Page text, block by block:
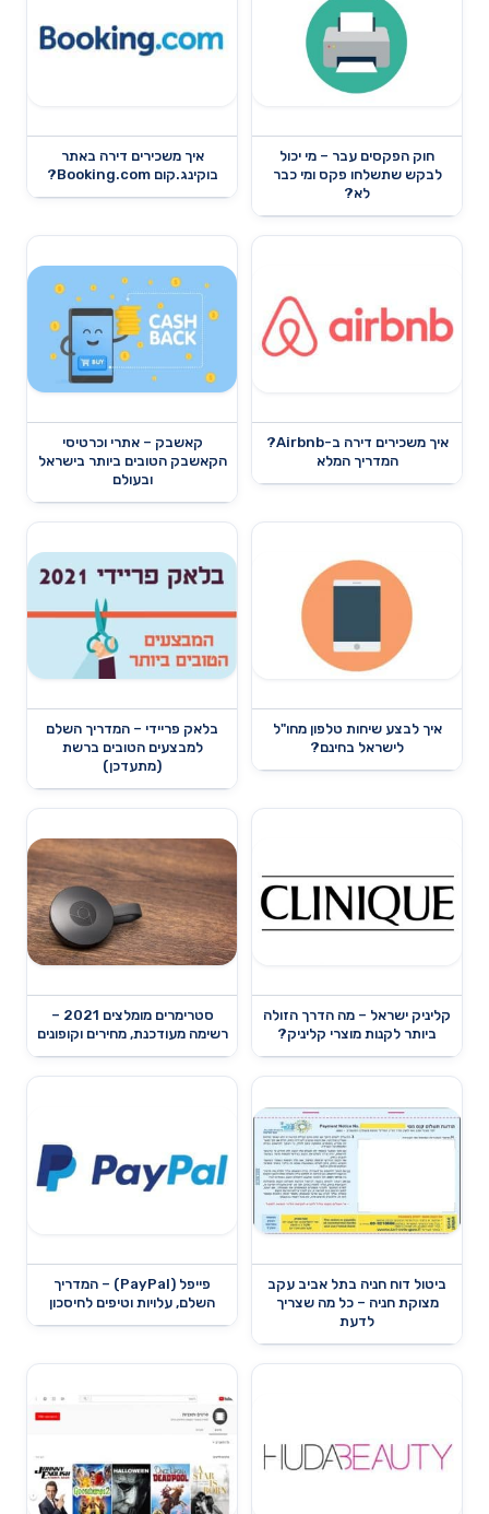
חוק הפקסים עבר – מי יכול
לבקש שתשלחו פקס ומי כבר
לא?
איך משכירים דירה באתר
בוקינג.קום Booking.com?
איך משכירים דירה ב-Airbnb?
המדריך המלא
קאשבק – אתרי וכרטיסי
הקאשבק הטובים ביותר בישראל
ובעולם
איך לבצע שיחות טלפון מחו"ל
לישראל בחינם?
בלאק פריידי – המדריך השלם
למבצעים הטובים ברשת
(מתעדכן)
קליניק ישראל – מה הדרך הזולה
ביותר לקנות מוצרי קליניק?
סטרימרים מומלצים 2021 –
רשימה מעודכנת, מחירים וקופונים
ביטול דוח חניה בתל אביב עקב
מצוקת חניה – כל מה שצריך
לדעת
פייפל (PayPal) – המדריך
השלם, עלויות וטיפים לחיסכון